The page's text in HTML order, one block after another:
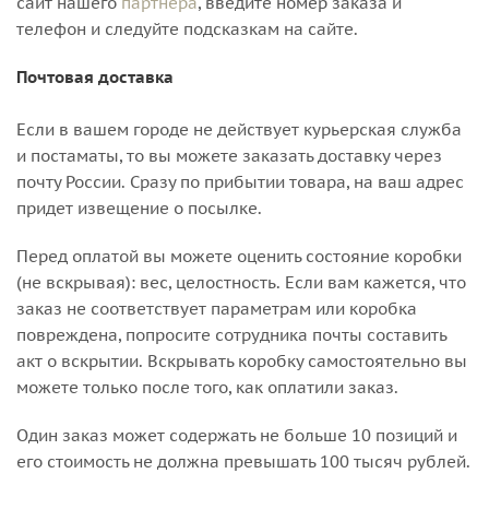
телефон и следуйте подсказкам на сайте.
Почтовая доставка
Если в вашем городе не действует курьерская служба
и постаматы, то вы можете заказать доставку через
почту России. Сразу по прибытии товара, на ваш адрес
придет извещение о посылке.
Перед оплатой вы можете оценить состояние коробки
(не вскрывая): вес, целостность. Если вам кажется, что
заказ не соответствует параметрам или коробка
повреждена, попросите сотрудника почты составить
акт о вскрытии. Вскрывать коробку самостоятельно вы
можете только после того, как оплатили заказ.
Один заказ может содержать не больше 10 позиций и
его стоимость не должна превышать 100 тысяч рублей.